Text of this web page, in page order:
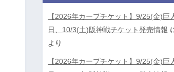
【2026年カープチケット】9/25(金)巨
日、10/3(土)阪神戦チケット発売情報
より
【2026年カープチケット】9/25(金)巨